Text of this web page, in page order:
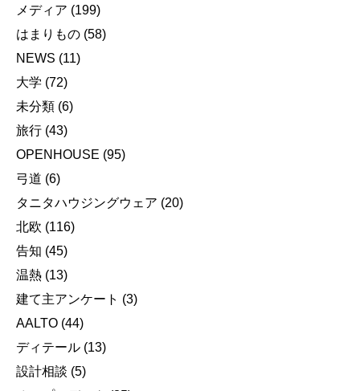
メディア (199)
はまりもの (58)
NEWS (11)
大学 (72)
未分類 (6)
旅行 (43)
OPENHOUSE (95)
弓道 (6)
タニタハウジングウェア (20)
北欧 (116)
告知 (45)
温熱 (13)
建て主アンケート (3)
AALTO (44)
ディテール (13)
設計相談 (5)